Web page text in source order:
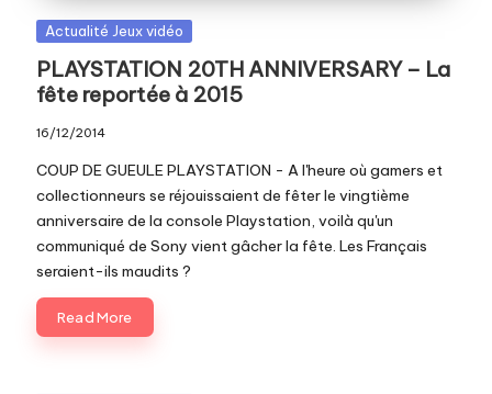
Posted
Actualité Jeux vidéo
PLAYSTATION 20TH ANNIVERSARY – La
fête reportée à 2015
16/12/2014
COUP DE GUEULE PLAYSTATION - A l'heure où gamers et
collectionneurs se réjouissaient de fêter le vingtième
anniversaire de la console Playstation, voilà qu'un
communiqué de Sony vient gâcher la fête. Les Français
seraient-ils maudits ?
Read More